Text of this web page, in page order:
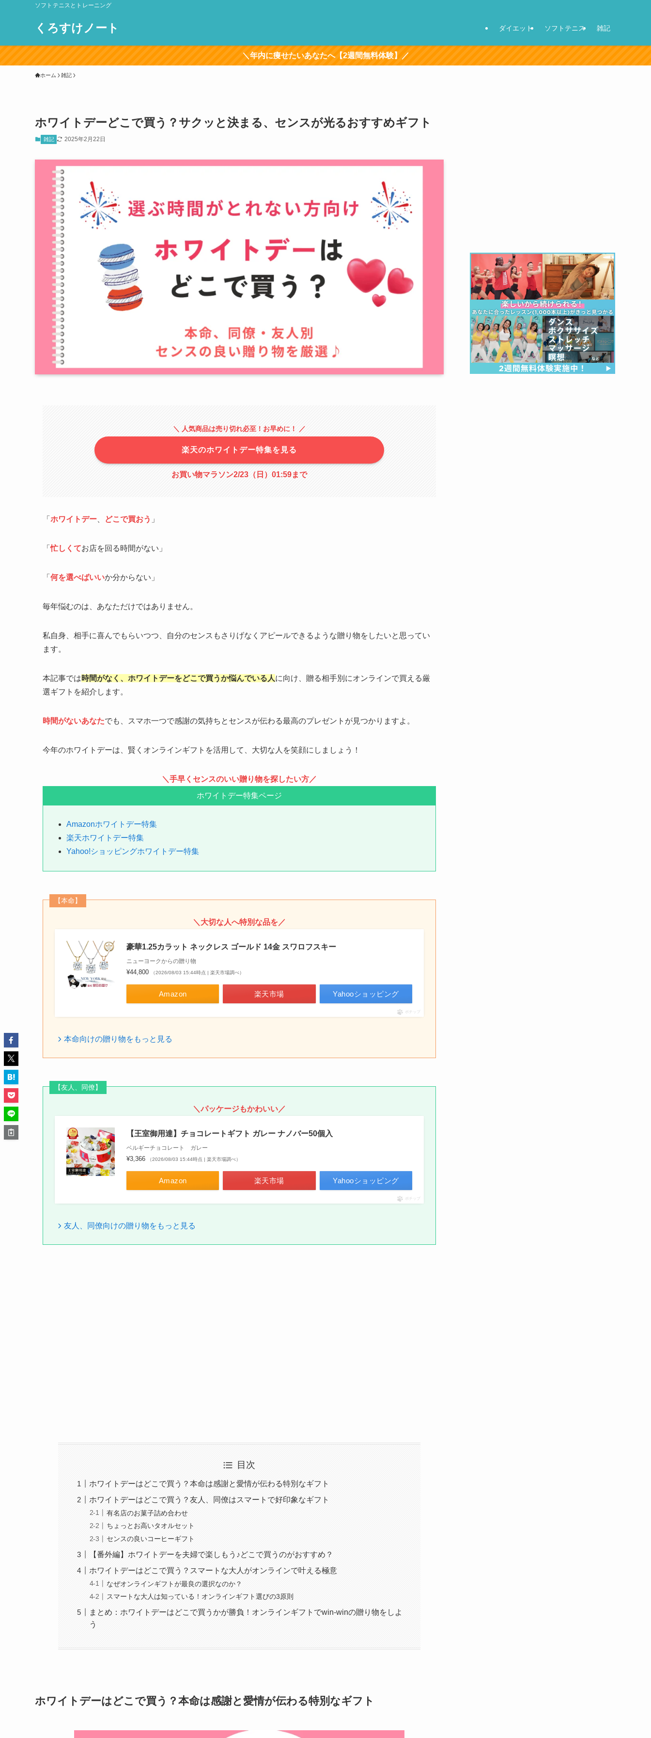
ソフトテニスとトレーニング
くろすけノート ダイエット ソフトテニス 雑記
＼年内に痩せたいあなたへ【2週間無料体験】／
ホーム 雑記
ホワイトデーどこで買う？サクッと決まる、センスが光るおすすめギフト
雑記 2025年2月22日
＼ 人気商品は売り切れ必至！お早めに！ ／
楽天のホワイトデー特集を見る
お買い物マラソン2/23（日）01:59まで
「 ホワイトデー、 どこで買おう 」
「忙しくてお店を回る時間がない」
「 何を選べばいいか分からない」
毎年悩むのは、あなただけではありません。
私自身、相手に喜んでもらいつつ、自分のセンスもさりげなくアピールできるような贈り物をしたいと思ってい
ます。
本記事では時間がなく、ホワイトデーをどこで買うか悩んでいる人に向け、贈る相手別にオンラインで買える厳
選ギフトを紹介します。
時間がないあなたでも、スマホ一つで感謝の気持ちとセンスが伝わる最高のプレゼントが見つかりますよ。
今年のホワイトデーは、賢くオンラインギフトを活用して、大切な人を笑顔にしましょう！
＼手早くセンスのいい贈り物を探したい方／
ホワイトデー特集ページ
Amazonホワイトデー特集
楽天ホワイトデー特集
Yahoo!ショッピングホワイトデー特集
【本命】
＼大切な人へ特別な品を／
豪華1.25カラット ネックレス ゴールド 14金 スワロフスキー
ニューヨークからの贈り物
¥44,800 （2026/08/03 15:44時点 | 楽天市場調べ）
Amazon 楽天市場 Yahooショッピング
ポチップ
本命向けの贈り物をもっと見る
【友人、同僚】
＼パッケージもかわいい／
【王室御用達】チョコレートギフト ガレー ナノバー50個入
ベルギーチョコレート ガレー
¥3,366 （2026/08/03 15:44時点 | 楽天市場調べ）
Amazon 楽天市場 Yahooショッピング
ポチップ
友人、同僚向けの贈り物をもっと見る
目次
ホワイトデーはどこで買う？本命は感謝と愛情が伝わる特別なギフト
ホワイトデーはどこで買う？友人、同僚はスマートで好印象なギフト
有名店のお菓子詰め合わせ
ちょっとお高いタオルセット
センスの良いコーヒーギフト
【番外編】ホワイトデーを夫婦で楽しもう♪どこで買うのがおすすめ？
ホワイトデーはどこで買う？スマートな大人がオンラインで叶える極意
なぜオンラインギフトが最良の選択なのか？
スマートな大人は知っている！オンラインギフト選びの3原則
まとめ：ホワイトデーはどこで買うかが勝負！オンラインギフトでwin-winの贈り物をしよ
う
ホワイトデーはどこで買う？本命は感謝と愛情が伝わる特別なギフト